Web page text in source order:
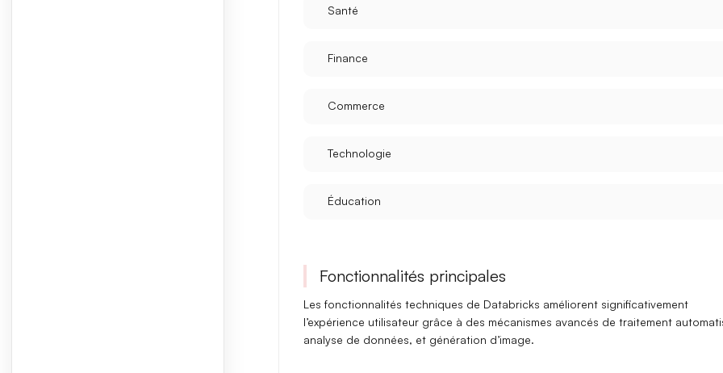
Santé
Finance
Commerce
Technologie
Éducation
Fonctionnalités principales
Les fonctionnalités techniques de Databricks améliorent significativement
l’expérience utilisateur grâce à des mécanismes avancés de traitement
analyse de données, et génération d’image.